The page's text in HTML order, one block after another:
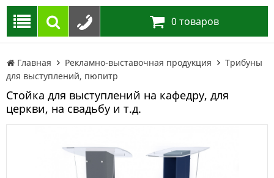
0 товаров
Главная Рекламно-выставочная продукция
Трибуны
для выступлений, пюпитр
Стойка для выступлений на кафедру, для
церкви, на свадьбу и т.д.